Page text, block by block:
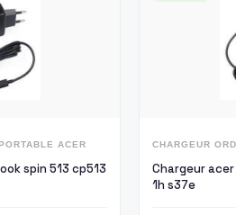
ACER
spin 513 cp513
CHARGEUR
Chargeur
1h s37e